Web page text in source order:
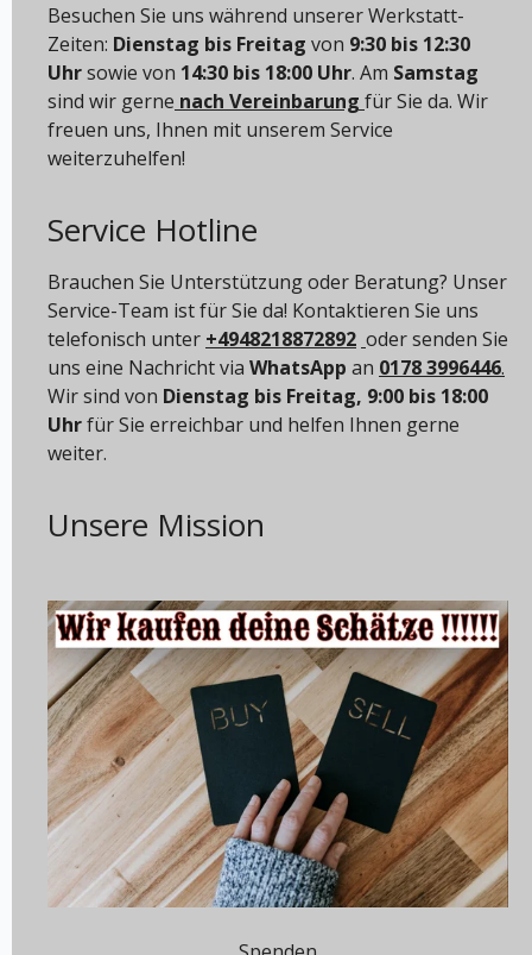
Besuchen Sie uns während unserer Werkstatt-
Zeiten: Dienstag bis Freitag von 9:30 bis 12:30
Uhrsowie von 14:30 bis 18:00 Uhr. Am Samstag
sind wir gerne nach Vereinbarung für Sie da. Wir
freuen uns, Ihnen mit unserem Service
weiterzuhelfen!
Service Hotline
Brauchen Sie Unterstützung oder Beratung? Unser
Service-Team ist für Sie da! Kontaktieren Sie uns
telefonisch unter +4948218872892 oder senden Sie
uns eine Nachricht via WhatsApp an 0178 3996446.
Wir sind von Dienstag bis Freitag, 9:00 bis 18:00
Uhrfür Sie erreichbar und helfen Ihnen gerne
weiter.
Unsere Mission